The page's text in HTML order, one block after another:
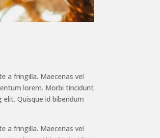
a fringilla. Maecenas vel
lorem. Morbi tincidunt
Quisque id bibendum
a fringilla. Maecenas vel